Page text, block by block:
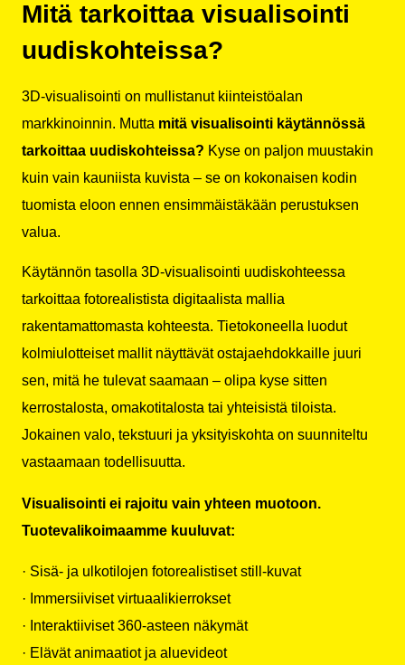
Mitä tarkoittaa visualisointi
uudiskohteissa?
3D-visualisointi on mullistanut kiinteistöalan
markkinoinnin. Mutta mitä visualisointi käytännössä
tarkoittaa uudiskohteissa? Kyse on paljon muustakin
kuin vain kauniista kuvista – se on kokonaisen kodin
tuomista eloon ennen ensimmäistäkään perustuksen
valua.
Käytännön tasolla 3D-visualisointi uudiskohteessa
tarkoittaa fotorealistista digitaalista mallia
rakentamattomasta kohteesta. Tietokoneella luodut
kolmiulotteiset mallit näyttävät ostajaehdokkaille juuri
sen, mitä he tulevat saamaan – olipa kyse sitten
kerrostalosta, omakotitalosta tai yhteisistä tiloista.
Jokainen valo, tekstuuri ja yksityiskohta on suunniteltu
vastaamaan todellisuutta.
Visualisointi ei rajoitu vain yhteen muotoon.
Tuotevalikoimaamme kuuluvat:
· Sisä- ja ulkotilojen fotorealistiset still-kuvat
· Immersiiviset virtuaalikierrokset
· Interaktiiviset 360-asteen näkymät
· Elävät animaatiot ja aluevideot